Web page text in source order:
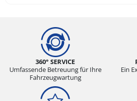
360° SERVICE
Umfassende Betreuung für Ihre
Fahrzeugwartung
Ein